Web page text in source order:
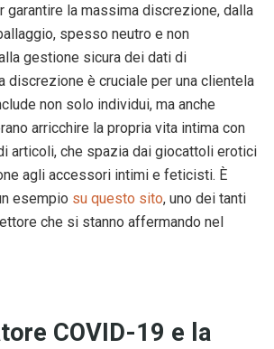
garantire la massima discrezione, dalla
spesso neutro e non
gestione sicura dei dati di
discrezione è cruciale per una clientela
non solo individui, ma anche
arricchire la propria vita intima con
articoli, che spazia dai giocattoli erotici
agli accessori intimi e feticisti. È
esempio su questo sito, uno dei tanti
che si stanno affermando nel
COVID-19 e la